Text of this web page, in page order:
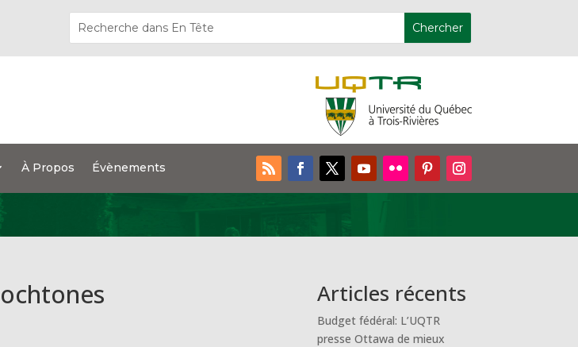
À Propos Évènements
Articles récents
Budget fédéral: L’UQTR
presse Ottawa de mieux